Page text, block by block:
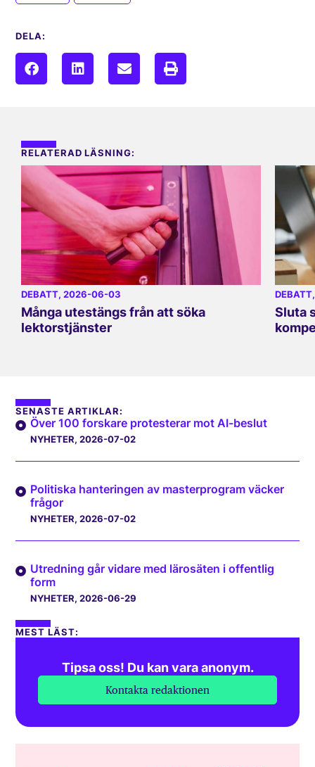
DELA:
RELATERAD LÄSNING:
DEBATT, 2026-06-03
Många utestängs från att söka
lektorstjänster
DEBATT
Sluta
SENASTE ARTIKLAR:
Över 100 forskare protesterar mot AI-beslut
NYHETER, 2026-07-02
Politiska hanteringen av masterprogram väcker
frågor
NYHETER, 2026-07-02
Utredning går vidare med lärosäten i offentlig
form
NYHETER, 2026-06-29
MEST LÄST:
Tipsa oss! Du kan vara anonym.
Kontakta redaktionen